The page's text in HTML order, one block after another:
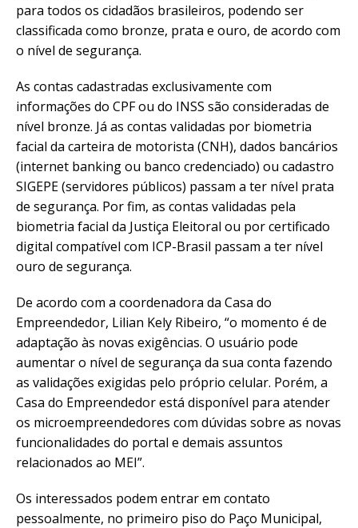
para todos os cidadãos brasileiros, podendo ser
classificada como bronze, prata e ouro, de acordo com
o nível de segurança.
As contas cadastradas exclusivamente com
informações do CPF ou do INSS são consideradas de
nível bronze. Já as contas validadas por biometria
facial da carteira de motorista (CNH), dados bancários
(internet banking ou banco credenciado) ou cadastro
SIGEPE (servidores públicos) passam a ter nível prata
de segurança. Por fim, as contas validadas pela
biometria facial da Justiça Eleitoral ou por certificado
digital compatível com ICP-Brasil passam a ter nível
ouro de segurança.
De acordo com a coordenadora da Casa do
Empreendedor, Lilian Kely Ribeiro, “o momento é de
adaptação às novas exigências. O usuário pode
aumentar o nível de segurança da sua conta fazendo
as validações exigidas pelo próprio celular. Porém, a
Casa do Empreendedor está disponível para atender
os microempreendedores com dúvidas sobre as novas
funcionalidades do portal e demais assuntos
relacionados ao MEI”.
Os interessados podem entrar em contato
pessoalmente, no primeiro piso do Paço Municipal,